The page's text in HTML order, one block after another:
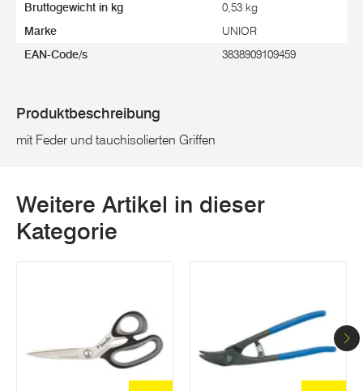
Bruttogewicht in kg 0,53 kg
Marke UNIOR
EAN-Code/s 3838909109459
Produktbeschreibung
mit Feder und tauchisolierten Griffen
Weitere Artikel in dieser
Kategorie